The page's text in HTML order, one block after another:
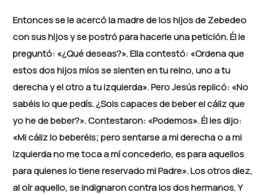
Entonces se le acercó la madre de los hijos de Zebedeo
con sus hijos y se postró para hacerle una petición. Él le
preguntó: «¿Qué deseas?». Ella contestó: «Ordena que
estos dos hijos míos se sienten en tu reino, uno a tu
derecha y el otro a tu izquierda». Pero Jesús replicó: «No
sabéis lo que pedís. ¿Sois capaces de beber el cáliz que
yo he de beber?». Contestaron: «Podemos». Él les dijo:
«Mi cáliz lo beberéis; pero sentarse a mi derecha o a mi
izquierda no me toca a mí concederlo, es para aquellos
para quienes lo tiene reservado mi Padre». Los otros diez,
al oír aquello, se indignaron contra los dos hermanos. Y